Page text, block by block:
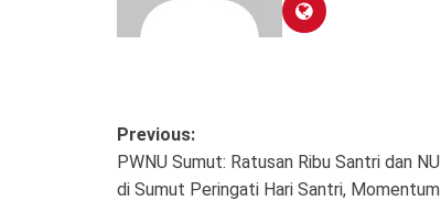
Post
navigation
Previous:
PWNU Sumut: Ratusan Ribu Santri dan NU
di Sumut Peringati Hari Santri, Momentum